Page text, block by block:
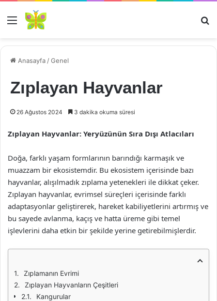
Menü
Anasayfa /Genel
Zıplayan Hayvanlar
26 Ağustos 2024 3 dakika okuma süresi
Zıplayan Hayvanlar: Yeryüzünün Sıra Dışı Atlacıları
Doğa, farklı yaşam formlarının barındığı karmaşık ve
muazzam bir ekosistemdir. Bu ekosistem içerisinde bazı
hayvanlar, alışılmadık zıplama yetenekleri ile dikkat çeker.
Zıplayan hayvanlar, evrimsel süreçleri içerisinde farklı
adaptasyonlar geliştirerek, hareket kabiliyetlerini artırmış ve
bu sayede avlanma, kaçış ve hatta üreme gibi temel
işlevlerini daha etkin bir şekilde yerine getirebilmişlerdir.
Zıplamanın Evrimi
Zıplayan Hayvanların Çeşitleri
Kangurular